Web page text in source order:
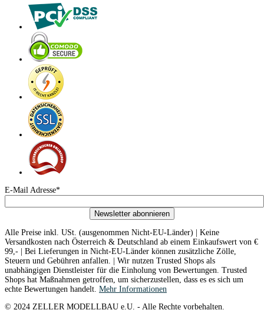
E-Mail Adresse*
Newsletter abonnieren
Alle Preise inkl. USt. (ausgenommen Nicht-EU-Länder) | Keine
Versandkosten nach Österreich & Deutschland ab einem Einkaufswert von €
99,- | Bei Lieferungen in Nicht-EU-Länder können zusätzliche Zölle,
Steuern und Gebühren anfallen. | Wir nutzen Trusted Shops als
unabhängigen Dienstleister für die Einholung von Bewertungen. Trusted
Shops hat Maßnahmen getroffen, um sicherzustellen, dass es es sich um
echte Bewertungen handelt. Mehr Informationen
© 2024 ZELLER MODELLBAU e.U. - Alle Rechte vorbehalten.